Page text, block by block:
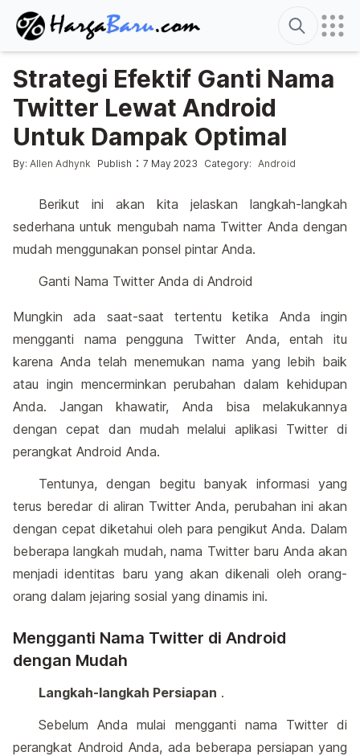
Search
Strategi Efektif Ganti Nama
Twitter Lewat Android
Untuk Dampak Optimal
Posted by
By: Allen Adhynk Publish : 7 May 2023 Posted in
Category: Android
Berikut ini akan kita jelaskan langkah-langkah
sederhana untuk mengubah nama Twitter Anda dengan
mudah menggunakan ponsel pintar Anda.
Ganti Nama Twitter Anda di Android
Mungkin ada saat-saat tertentu ketika Anda ingin
mengganti nama pengguna Twitter Anda, entah itu
karena Anda telah menemukan nama yang lebih baik
atau ingin mencerminkan perubahan dalam kehidupan
Anda. Jangan khawatir, Anda bisa melakukannya
dengan cepat dan mudah melalui aplikasi Twitter di
perangkat Android Anda.
Tentunya, dengan begitu banyak informasi yang
terus beredar di aliran Twitter Anda, perubahan ini akan
dengan cepat diketahui oleh para pengikut Anda. Dalam
beberapa langkah mudah, nama Twitter baru Anda akan
menjadi identitas baru yang akan dikenali oleh orang-
orang dalam jejaring sosial yang dinamis ini.
Mengganti Nama Twitter di Android
dengan Mudah
Langkah-langkah Persiapan .
Sebelum Anda mulai mengganti nama Twitter di
perangkat Android Anda, ada beberapa persiapan yang